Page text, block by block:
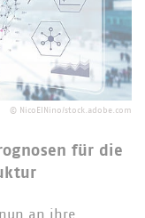
© NicoElNino/stock.adobe.com
für die
an ihre